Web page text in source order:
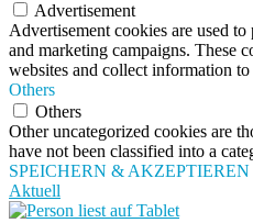
Advertisement
Advertisement cookies are used
and marketing campaigns. These
websites and collect information
Others
Others
Other uncategorized cookies are
have not been classified into a
SPEICHERN & AKZEPTIEREN
Aktuell